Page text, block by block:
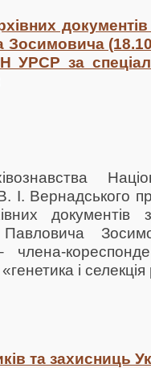
УРСР за
І. Вернадського
документів
члена-
і
та захисниць